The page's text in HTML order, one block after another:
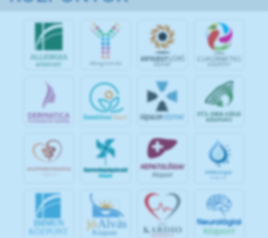
IMMUN
KÖZPONT
jó Alvás
Központ